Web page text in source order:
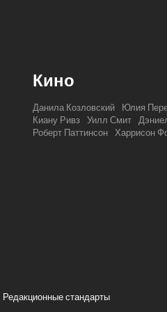
Кино
Данила Козловский
Юлия
Киану Ривз Уилл Смит
Роберт Паттинсон Харрисон
Редакционные стандарты